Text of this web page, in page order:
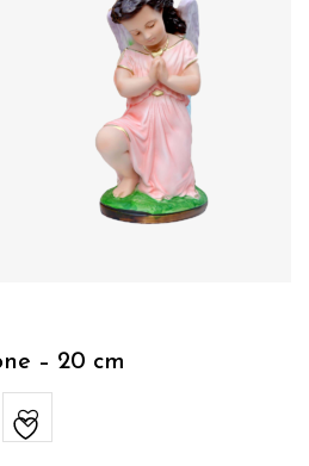
– 20 cm